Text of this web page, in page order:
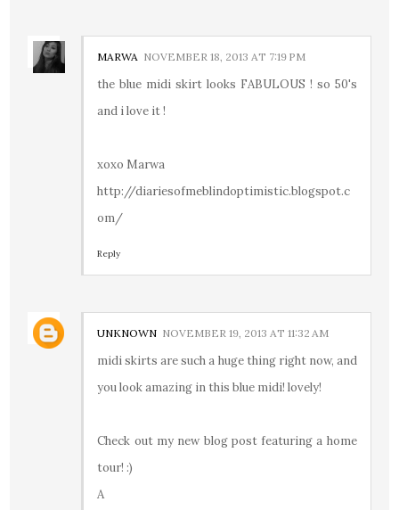
MARWA NOVEMBER 18, 2013 AT 7:19 PM
the blue midi skirt looks FABULOUS ! so 50's
and i love it !
xoxo Marwa
http://diariesofmeblindoptimistic.blogspot.c
om/
Reply
UNKNOWN NOVEMBER 19, 2013 AT 11:32 AM
midi skirts are such a huge thing right now, and
you look amazing in this blue midi! lovely!
Check out my new blog post featuring a home
tour! :)
A